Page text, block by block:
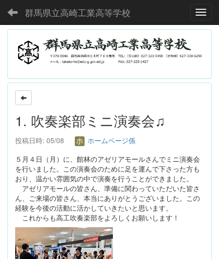
群馬県立高崎工業高等学校
1. 吹奏楽部ミニ演奏会♫
投稿日時: 05/08
ホームページ係
５月４日（月）に、館林のアゼリアモールさんでミニ演奏会
を行いました。この演奏会のために足を運んで下さった方も
おり、温かい雰囲気の中で演奏を行うことができました。
アゼリアモールの皆さん、準備に関わっていただいた皆さ
ん、ご来場の皆さん、本当にありがとうございました。この
経験を今後の活動に活かしていきたいと思います。
これからも高工吹奏楽部をよろしくお願いします！